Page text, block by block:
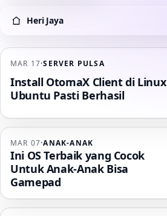
Heri Jaya
Heri Jaya
MAR 17·SERVER PULSA
Install OtomaX Client di Linux
Ubuntu Pasti Berhasil
MAR 07·ANAK-ANAK
Ini OS Terbaik yang Cocok
Untuk Anak-Anak Bisa
Gamepad